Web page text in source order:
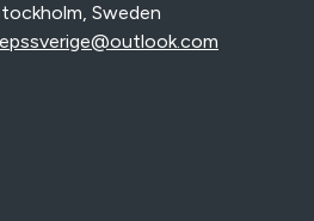
Sweden
epssverige@outlook.com